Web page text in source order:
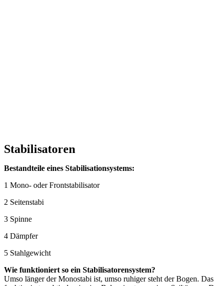
Stabilisatoren
Bestandteile eines Stabilisationsystems:
1 Mono- oder Frontstabilisator
2 Seitenstabi
3 Spinne
4 Dämpfer
5 Stahlgewicht
Wie funktioniert so ein Stabilisatorensystem?
Umso länger der Monostabi ist, umso ruhiger steht der Bogen. Das